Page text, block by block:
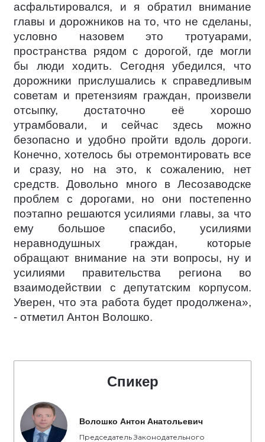
асфальтировался, и я обратил внимание
главы и дорожников на то, что не сделаны,
условно назовем это тротуарами,
пространства рядом с дорогой, где могли
бы люди ходить. Сегодня убедился, что
дорожники прислушались к справедливым
советам и претензиям граждан, произвели
отсыпку, достаточно её хорошо
утрамбовали, и сейчас здесь можно
безопасно и удобно пройти вдоль дороги.
Конечно, хотелось бы отремонтировать все
и сразу, но на это, к сожалению, нет
средств. Довольно много в Лесозаводске
проблем с дорогами, но они постепенно
поэтапно решаются усилиями главы, за что
ему большое спасибо, усилиями
неравнодушных граждан, которые
обращают внимание на эти вопросы, ну и
усилиями правительства региона во
взаимодействии с депутатским корпусом.
Уверен, что эта работа будет продолжена»,
- отметил Антон Волошко.
Спикер
Волошко Антон Анатольевич
Председатель Законодательного